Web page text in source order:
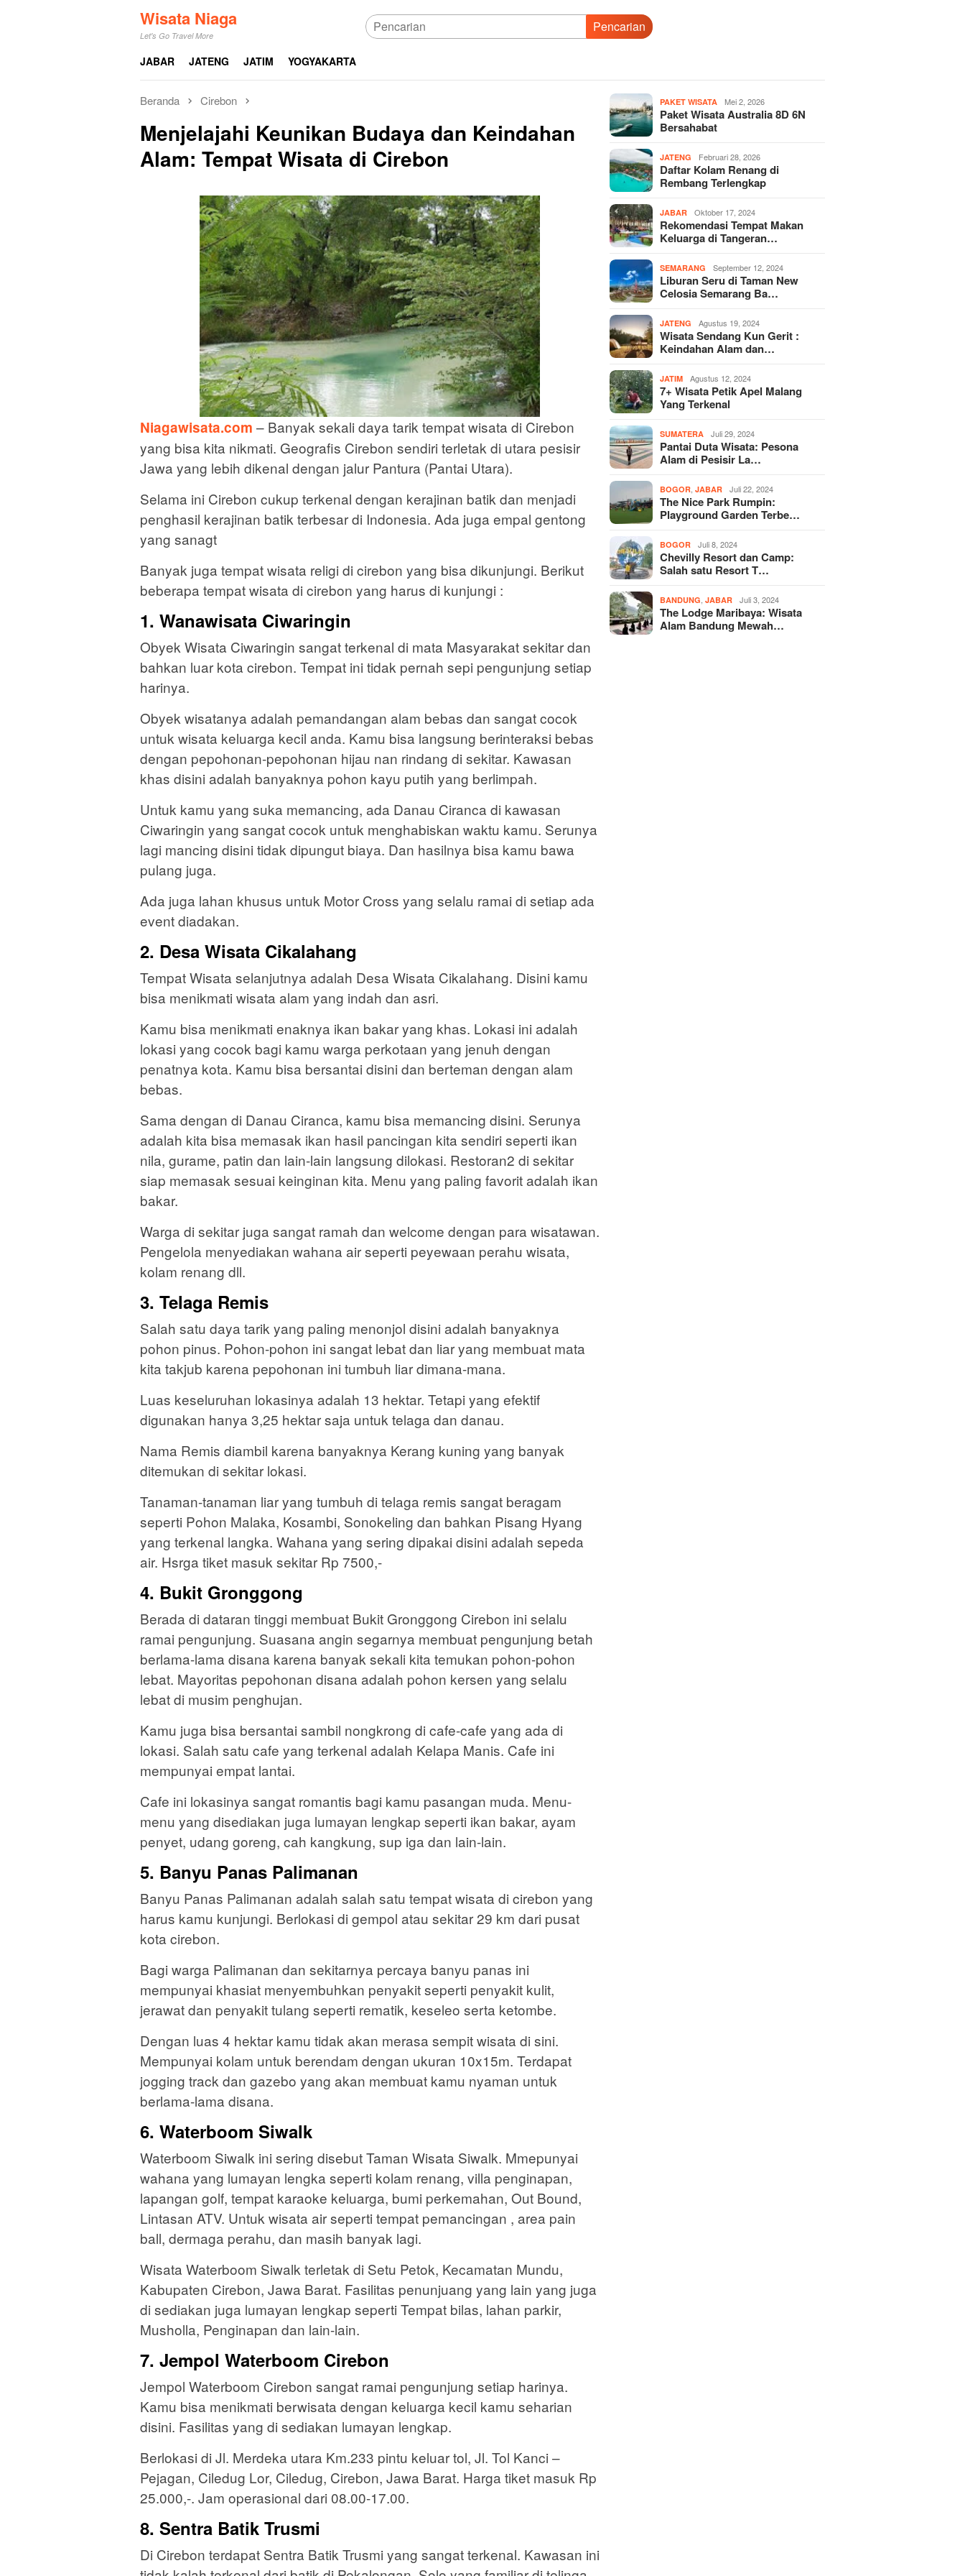
Wisata Niaga
Let's Go Travel More
Pencarian
JABAR JATENG JATIM YOGYAKARTA
Beranda Cirebon
Menjelajahi Keunikan Budaya dan Keindahan
Alam: Tempat Wisata di Cirebon
Niagawisata.com – Banyak sekali daya tarik tempat wisata di Cirebon
yang bisa kita nikmati. Geografis Cirebon sendiri terletak di utara pesisir
Jawa yang lebih dikenal dengan jalur Pantura (Pantai Utara).
Selama ini Cirebon cukup terkenal dengan kerajinan batik dan menjadi
penghasil kerajinan batik terbesar di Indonesia. Ada juga empal gentong
yang sanagt
Banyak juga tempat wisata religi di cirebon yang bisa dikunjungi. Berikut
beberapa tempat wisata di cirebon yang harus di kunjungi :
1. Wanawisata Ciwaringin
Obyek Wisata Ciwaringin sangat terkenal di mata Masyarakat sekitar dan
bahkan luar kota cirebon. Tempat ini tidak pernah sepi pengunjung setiap
harinya.
Obyek wisatanya adalah pemandangan alam bebas dan sangat cocok
untuk wisata keluarga kecil anda. Kamu bisa langsung berinteraksi bebas
dengan pepohonan-pepohonan hijau nan rindang di sekitar. Kawasan
khas disini adalah banyaknya pohon kayu putih yang berlimpah.
Untuk kamu yang suka memancing, ada Danau Ciranca di kawasan
Ciwaringin yang sangat cocok untuk menghabiskan waktu kamu. Serunya
lagi mancing disini tidak dipungut biaya. Dan hasilnya bisa kamu bawa
pulang juga.
Ada juga lahan khusus untuk Motor Cross yang selalu ramai di setiap ada
event diadakan.
2. Desa Wisata Cikalahang
Tempat Wisata selanjutnya adalah Desa Wisata Cikalahang. Disini kamu
bisa menikmati wisata alam yang indah dan asri.
Kamu bisa menikmati enaknya ikan bakar yang khas. Lokasi ini adalah
lokasi yang cocok bagi kamu warga perkotaan yang jenuh dengan
penatnya kota. Kamu bisa bersantai disini dan berteman dengan alam
bebas.
Sama dengan di Danau Ciranca, kamu bisa memancing disini. Serunya
adalah kita bisa memasak ikan hasil pancingan kita sendiri seperti ikan
nila, gurame, patin dan lain-lain langsung dilokasi. Restoran2 di sekitar
siap memasak sesuai keinginan kita. Menu yang paling favorit adalah ikan
bakar.
Warga di sekitar juga sangat ramah dan welcome dengan para wisatawan.
Pengelola menyediakan wahana air seperti peyewaan perahu wisata,
kolam renang dll.
3. Telaga Remis
Salah satu daya tarik yang paling menonjol disini adalah banyaknya
pohon pinus. Pohon-pohon ini sangat lebat dan liar yang membuat mata
kita takjub karena pepohonan ini tumbuh liar dimana-mana.
Luas keseluruhan lokasinya adalah 13 hektar. Tetapi yang efektif
digunakan hanya 3,25 hektar saja untuk telaga dan danau.
Nama Remis diambil karena banyaknya Kerang kuning yang banyak
ditemukan di sekitar lokasi.
Tanaman-tanaman liar yang tumbuh di telaga remis sangat beragam
seperti Pohon Malaka, Kosambi, Sonokeling dan bahkan Pisang Hyang
yang terkenal langka. Wahana yang sering dipakai disini adalah sepeda
air. Hsrga tiket masuk sekitar Rp 7500,-
4. Bukit Gronggong
Berada di dataran tinggi membuat Bukit Gronggong Cirebon ini selalu
ramai pengunjung. Suasana angin segarnya membuat pengunjung betah
berlama-lama disana karena banyak sekali kita temukan pohon-pohon
lebat. Mayoritas pepohonan disana adalah pohon kersen yang selalu
lebat di musim penghujan.
Kamu juga bisa bersantai sambil nongkrong di cafe-cafe yang ada di
lokasi. Salah satu cafe yang terkenal adalah Kelapa Manis. Cafe ini
mempunyai empat lantai.
Cafe ini lokasinya sangat romantis bagi kamu pasangan muda. Menu-
menu yang disediakan juga lumayan lengkap seperti ikan bakar, ayam
penyet, udang goreng, cah kangkung, sup iga dan lain-lain.
5. Banyu Panas Palimanan
Banyu Panas Palimanan adalah salah satu tempat wisata di cirebon yang
harus kamu kunjungi. Berlokasi di gempol atau sekitar 29 km dari pusat
kota cirebon.
Bagi warga Palimanan dan sekitarnya percaya banyu panas ini
mempunyai khasiat menyembuhkan penyakit seperti penyakit kulit,
jerawat dan penyakit tulang seperti rematik, keseleo serta ketombe.
Dengan luas 4 hektar kamu tidak akan merasa sempit wisata di sini.
Mempunyai kolam untuk berendam dengan ukuran 10x15m. Terdapat
jogging track dan gazebo yang akan membuat kamu nyaman untuk
berlama-lama disana.
6. Waterboom Siwalk
Waterboom Siwalk ini sering disebut Taman Wisata Siwalk. Mmepunyai
wahana yang lumayan lengka seperti kolam renang, villa penginapan,
lapangan golf, tempat karaoke keluarga, bumi perkemahan, Out Bound,
Lintasan ATV. Untuk wisata air seperti tempat pemancingan , area pain
ball, dermaga perahu, dan masih banyak lagi.
Wisata Waterboom Siwalk terletak di Setu Petok, Kecamatan Mundu,
Kabupaten Cirebon, Jawa Barat. Fasilitas penunjuang yang lain yang juga
di sediakan juga lumayan lengkap seperti Tempat bilas, lahan parkir,
Musholla, Penginapan dan lain-lain.
7. Jempol Waterboom Cirebon
Jempol Waterboom Cirebon sangat ramai pengunjung setiap harinya.
Kamu bisa menikmati berwisata dengan keluarga kecil kamu seharian
disini. Fasilitas yang di sediakan lumayan lengkap.
Berlokasi di Jl. Merdeka utara Km.233 pintu keluar tol, Jl. Tol Kanci –
Pejagan, Ciledug Lor, Ciledug, Cirebon, Jawa Barat. Harga tiket masuk Rp
25.000,-. Jam operasional dari 08.00-17.00.
8. Sentra Batik Trusmi
Di Cirebon terdapat Sentra Batik Trusmi yang sangat terkenal. Kawasan ini
PAKET WISATA Mei 2, 2026
Paket Wisata Australia 8D 6N
Bersahabat
JATENG Februari 28, 2026
Daftar Kolam Renang di
Rembang Terlengkap
JABAR Oktober 17, 2024
Rekomendasi Tempat Makan
Keluarga di Tangeran…
SEMARANG September 12, 2024
Liburan Seru di Taman New
Celosia Semarang Ba…
JATENG Agustus 19, 2024
Wisata Sendang Kun Gerit :
Keindahan Alam dan…
JATIM Agustus 12, 2024
7+ Wisata Petik Apel Malang
Yang Terkenal
SUMATERA Juli 29, 2024
Pantai Duta Wisata: Pesona
Alam di Pesisir La…
BOGOR ,JABAR Juli 22, 2024
The Nice Park Rumpin:
Playground Garden Terbe…
BOGOR Juli 8, 2024
Chevilly Resort dan Camp:
Salah satu Resort T…
BANDUNG ,JABAR Juli 3, 2024
The Lodge Maribaya: Wisata
Alam Bandung Mewah…